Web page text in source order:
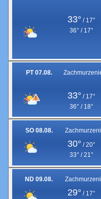
33° / 17°
36° / 17°
PT 07.08.
33° / 17°
36° / 18°
SO 08.08.
30° / 20°
33° / 21°
ND 09.08.
29° / 17°